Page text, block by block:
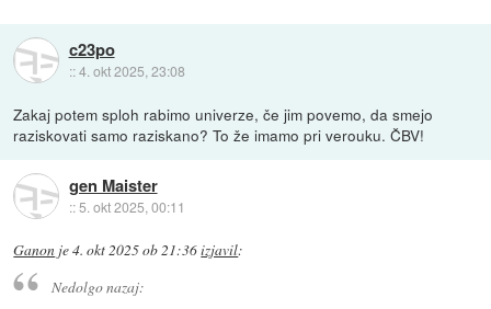
c23po
::4. okt 2025, 23:08
Zakaj potem sploh rabimo univerze, če jim povemo, da smejo
raziskovati samo raziskano? To že imamo pri verouku. ČBV!
gen Maister
::5. okt 2025, 00:11
Ganon je4. okt 2025 ob 21:36izjavil:
Nedolgo nazaj: